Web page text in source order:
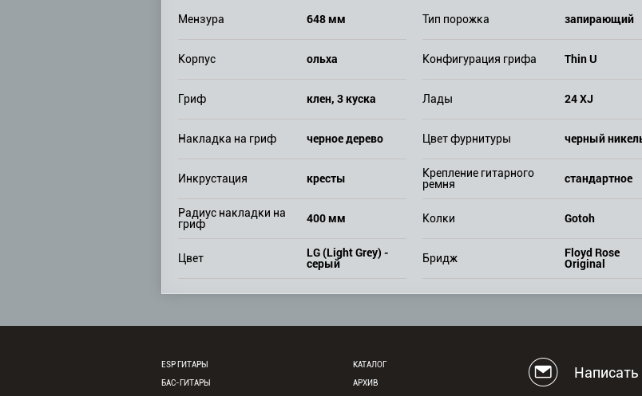
Мензура 648 мм
Корпус ольха
Гриф клен, 3 куска
Накладка на гриф черное дерево
Инкрустация кресты
Радиус накладки на
гриф
400 мм
Цвет LG (Light Grey) -
серый
Тип порожка запирающий
Конфигурация грифа Thin U
Лады 24 XJ
Цвет фурнитуры черный
Крепление гитарного
ремня
стандартное
Колки Gotoh
Бридж Floyd Rose
Original
ESP ГИТАРЫ
БАС-ГИТАРЫ
КАТАЛОГ
АРХИВ